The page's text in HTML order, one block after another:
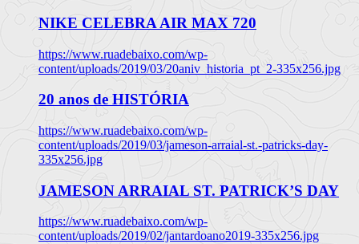
NIKE CELEBRA AIR MAX 720
https://www.ruadebaixo.com/wp-
content/uploads/2019/03/20aniv_historia_pt_2-335x256.jpg
20 anos de HISTÓRIA
https://www.ruadebaixo.com/wp-
content/uploads/2019/03/jameson-arraial-st.-patricks-day-
335x256.jpg
JAMESON ARRAIAL ST. PATRICK’S DAY
https://www.ruadebaixo.com/wp-
content/uploads/2019/02/jantardoano2019-335x256.jpg